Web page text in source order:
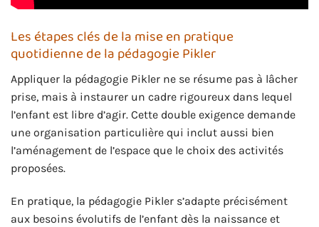
Les étapes clés de la mise en pratique
quotidienne de la pédagogie Pikler
Appliquer la pédagogie Pikler ne se résume pas à lâcher
prise, mais à instaurer un cadre rigoureux dans lequel
l’enfant est libre d’agir. Cette double exigence demande
une organisation particulière qui inclut aussi bien
l’aménagement de l’espace que le choix des activités
proposées.
En pratique, la pédagogie Pikler s’adapte précisément
aux besoins évolutifs de l’enfant dès la naissance et